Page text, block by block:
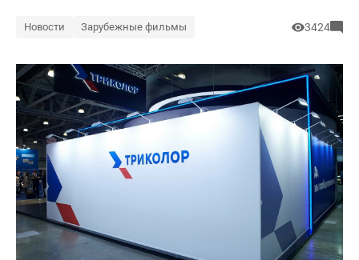
Новости Зарубежные фильмы 3424